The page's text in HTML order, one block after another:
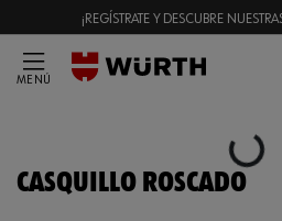
¡REGÍSTRATE Y DESCUBRE
MENÚ
Loading...
CASQUILLO ROSCADO